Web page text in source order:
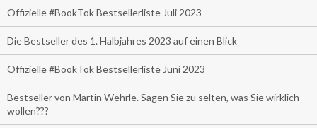
Offizielle #BookTok Bestsellerliste Juli 2023
Die Bestseller des 1. Halbjahres 2023 auf einen Blick
Offizielle #BookTok Bestsellerliste Juni 2023
Bestseller von Martin Wehrle. Sagen Sie zu selten, was Sie wirklich
wollen???